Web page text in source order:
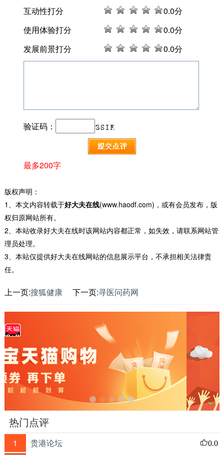
互动性打分 0.0分
使用体验打分
0.0分
发展前景打分
0.0分
验证码：
最多200字
版权声明：
1、本文内容转载于好大夫在线(www.haodf.com)，或有会员发布，版
权归原网站所有。
2、本站收录好大夫在线时该网站内容都正常，如失效，请联系网站管
理员处理。
3、本站仅提供好大夫在线网站的信息展示平台，不承担相关法律责
任。
上一页:搜狐健康 下一页:寻医问药网
热门点评
1 贵港论坛 0.0